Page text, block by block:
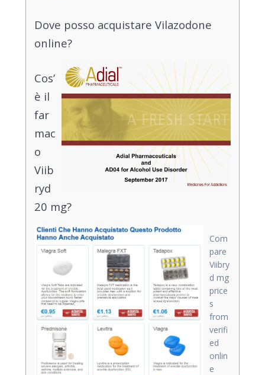
Dove posso acquistare Vilazodone
online?
Cos’
è il
far
mac
o
Viib
ryd
20 mg?
Com
pare
Viibry
d mg
price
s
from
verifi
ed
onlin
e